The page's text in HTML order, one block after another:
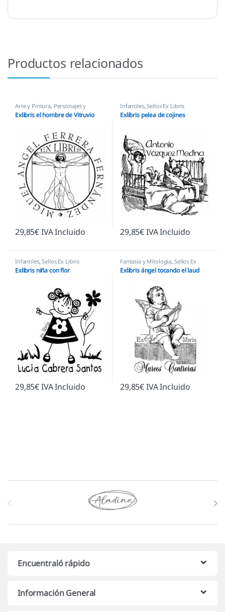
Productos relacionados
Arte y Pintura, Personajes y
Figuras Sellos Ex Libris
Exlibris el hombre de Vitruvio
29,85€IVA Incluido
Infantiles,Sellos Ex Libris
Exlibris pelea de cojines
29,85€IVA Incluido
Infantiles,Sellos Ex Libris
Exlibris niña con flor
29,85€IVA Incluido
Fantasía y Mitología, Sellos Ex
Libris
Exlibris ángel tocando el laud
29,85€IVA Incluido
Marcas De Carrusel
Encuentraló rápido
Información General